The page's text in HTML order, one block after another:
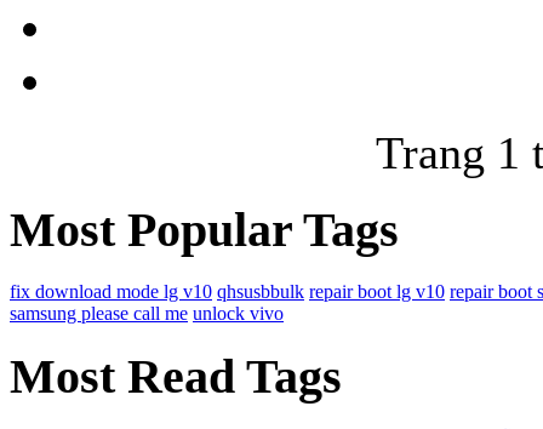
Trang 1
Most Popular Tags
fix download mode lg v10 qhsusbbulk repair boot lg v10 repair boot
samsung please call me unlock vivo
Most Read Tags